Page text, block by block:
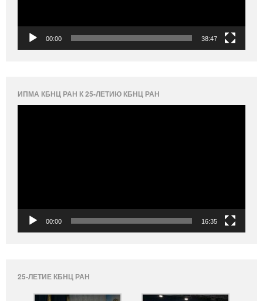
00:00 38:47
ИПМА КБНЦ РАН К 25-ЛЕТИЮ КБНЦ РАН
00:00 16:35
25-ЛЕТИЕ КБНЦ РАН